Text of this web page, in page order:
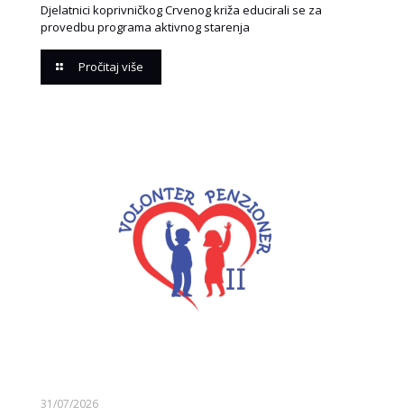
Djelatnici koprivničkog Crvenog križa educirali se za
provedbu programa aktivnog starenja
Pročitaj više
31/07/2026